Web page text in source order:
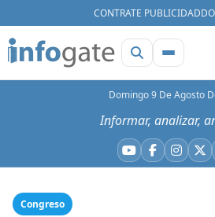
CONTRATE PUBLICIDAD
Domingo 9 De Agosto
Informar, analizar,
YouTube
Facebook
X
Congreso